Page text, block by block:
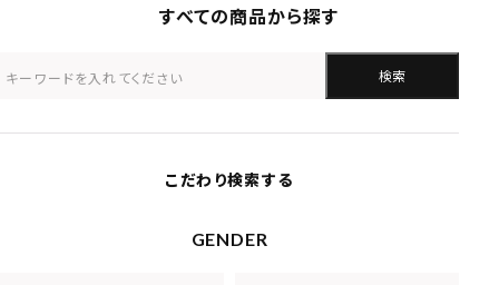
すべての商品から探す
検索
こだわり検索する
GENDER